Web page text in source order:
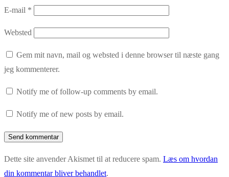
E-mail *
Websted
Gem mit navn, mail og websted i denne browser til næste gang
jeg kommenterer.
Notify me of follow-up comments by email.
Notify me of new posts by email.
Dette site anvender Akismet til at reducere spam. Læs om hvordan
din kommentar bliver behandlet.